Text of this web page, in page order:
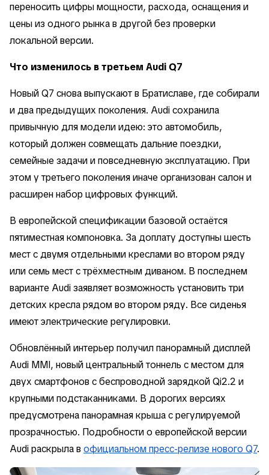
переносить цифры мощности, расхода, оснащения и
цены из одного рынка в другой без проверки
локальной версии.
Что изменилось в третьем Audi Q7
Новый Q7 снова выпускают в Братиславе, где собирали
и два предыдущих поколения. Audi сохранила
привычную для модели идею: это автомобиль,
который должен совмещать дальние поездки,
семейные задачи и повседневную эксплуатацию. При
этом у третьего поколения иначе организован салон и
расширен набор цифровых функций.
В европейской спецификации базовой остаётся
пятиместная компоновка. За доплату доступны шесть
мест с двумя отдельными креслами во втором ряду
или семь мест с трёхместным диваном. В последнем
варианте Audi заявляет возможность установить три
детских кресла рядом во втором ряду. Все сиденья
имеют электрические регулировки.
Обновлённый интерьер получил панорамный дисплей
Audi MMI, новый центральный тоннель с местом для
двух смартфонов с беспроводной зарядкой Qi2.2 и
крупными подстаканниками. В дорогих версиях
предусмотрена панорамная крыша с регулируемой
прозрачностью. Подробности о европейской версии
Audi раскрыла в официальном пресс-релизе нового Q7.